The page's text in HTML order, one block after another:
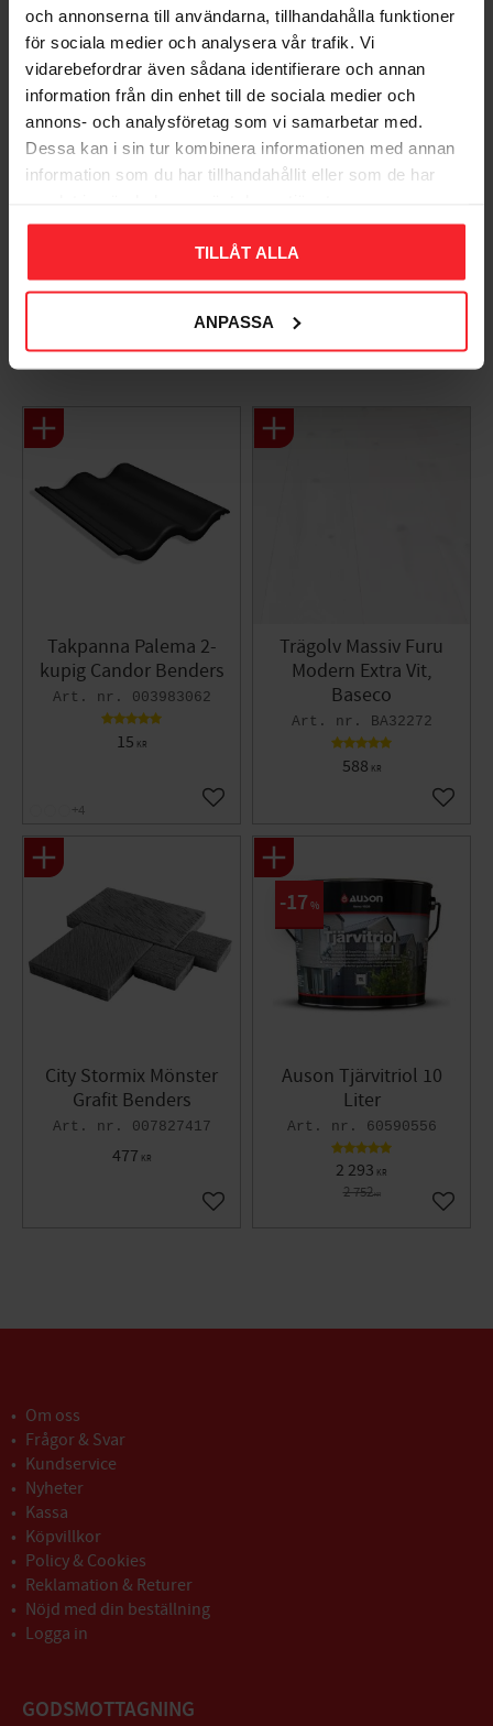
och annonserna till användarna, tillhandahålla funktioner
för sociala medier och analysera vår trafik. Vi
vidarebefordrar även sådana identifierare och annan
information från din enhet till de sociala medier och
annons- och analysföretag som vi samarbetar med.
Dessa kan i sin tur kombinera informationen med annan
information som du har tillhandahållit eller som de har
TILLÅT ALLA
ANPASSA
Du
Populära produkter
Takpanna Palema 2-
kupig Candor Benders
003983062
15 KR
Lägg till i favoriter
+4
Trägolv Massiv Furu
Modern Extra Vit,
Baseco
BA32272
588 KR
Lägg
City Stormix Mönster
Grafit Benders
007827417
477 KR
Lägg till i favoriter
Auson Tjärvitriol 10
Liter
60590556
2 293 KR
2 752KR
17 %
Lägg
Om oss
Frågor & Svar
Kundservice
Nyheter
Kassa
Köpvillkor
Policy & Cookies
Reklamation & Returer
Nöjd med din beställning
Logga in
GODSMOTTAGNING